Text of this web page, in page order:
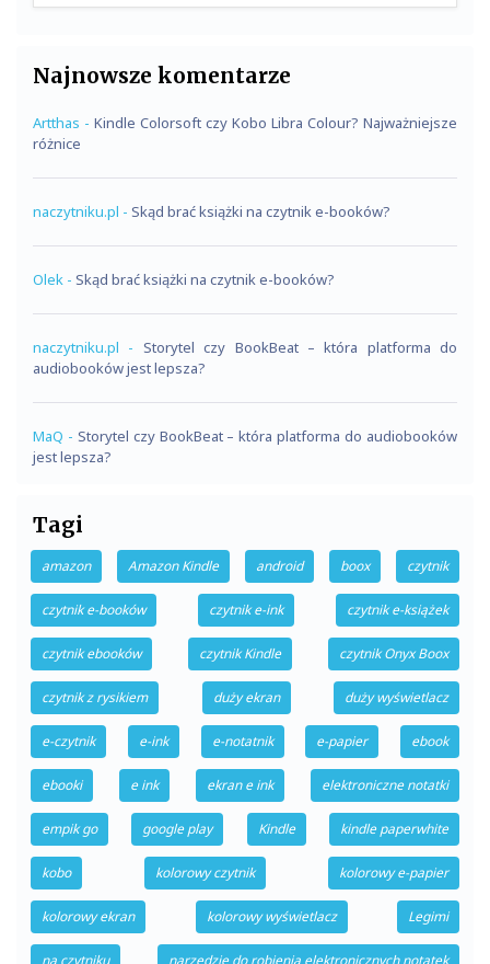
Najnowsze komentarze
Artthas - Kindle Colorsoft czy Kobo Libra Colour? Najważniejsze
różnice
naczytniku.pl - Skąd brać książki na czytnik e-booków?
Olek - Skąd brać książki na czytnik e-booków?
naczytniku.pl - Storytel czy BookBeat – która platforma do
audiobooków jest lepsza?
MaQ - Storytel czy BookBeat – która platforma do audiobooków
jest lepsza?
Tagi
amazon Amazon Kindle android boox czytnik
czytnik e-booków czytnik e-ink czytnik e-książek
czytnik ebooków czytnik Kindle czytnik Onyx Boox
czytnik z rysikiem duży ekran duży wyświetlacz
e-czytnik e-ink e-notatnik e-papier ebook
ebooki e ink ekran e ink elektroniczne notatki
empik go google play Kindle kindle paperwhite
kobo kolorowy czytnik kolorowy e-papier
kolorowy ekran kolorowy wyświetlacz Legimi
na czytniku narzędzie do robienia elektronicznych notatek